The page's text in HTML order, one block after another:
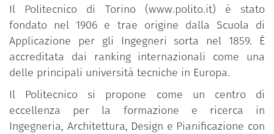
Il Politecnico di Torino (www.polito.it) è stato
fondato nel 1906 e trae origine dalla Scuola di
Applicazione per gli Ingegneri sorta nel 1859. È
accreditata dai ranking internazionali come una
delle principali università tecniche in Europa.
Il Politecnico si propone come un centro di
eccellenza per la formazione e ricerca in
Ingegneria, Architettura, Design e Pianificazione con